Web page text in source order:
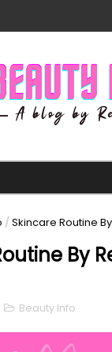
/ Skincare Routine
By
Beauty Info